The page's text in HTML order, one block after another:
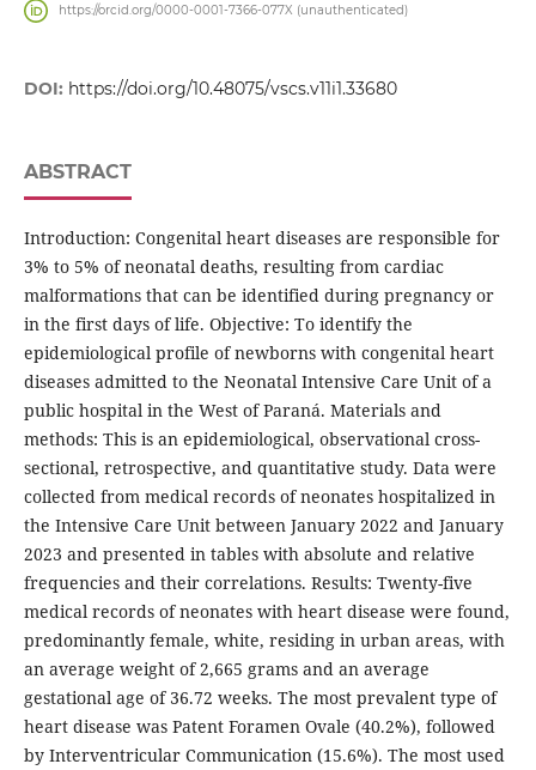
https://orcid.org/0000-0001-7366-077X (unauthenticated)
DOI: https://doi.org/10.48075/vscs.v11i1.33680
ABSTRACT
Introduction: Congenital heart diseases are responsible for
3% to 5% of neonatal deaths, resulting from cardiac
malformations that can be identified during pregnancy or
in the first days of life. Objective: To identify the
epidemiological profile of newborns with congenital heart
diseases admitted to the Neonatal Intensive Care Unit of a
public hospital in the West of Paraná. Materials and
methods: This is an epidemiological, observational cross-
sectional, retrospective, and quantitative study. Data were
collected from medical records of neonates hospitalized in
the Intensive Care Unit between January 2022 and January
2023 and presented in tables with absolute and relative
frequencies and their correlations. Results: Twenty-five
medical records of neonates with heart disease were found,
predominantly female, white, residing in urban areas, with
an average weight of 2,665 grams and an average
gestational age of 36.72 weeks. The most prevalent type of
heart disease was Patent Foramen Ovale (40.2%), followed
by Interventricular Communication (15.6%). The most used